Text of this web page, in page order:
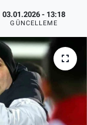
03.01.2026 - 13:18
GÜNCELLEME